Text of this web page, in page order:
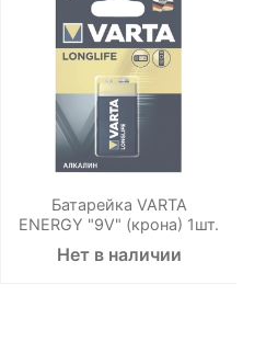
Батарейка VARTA
ENERGY "9V" (крона) 1шт.
Нет в наличии